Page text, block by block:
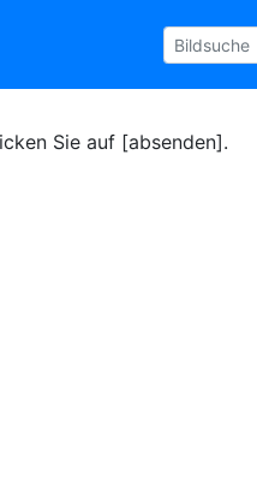
Sie auf [absenden].